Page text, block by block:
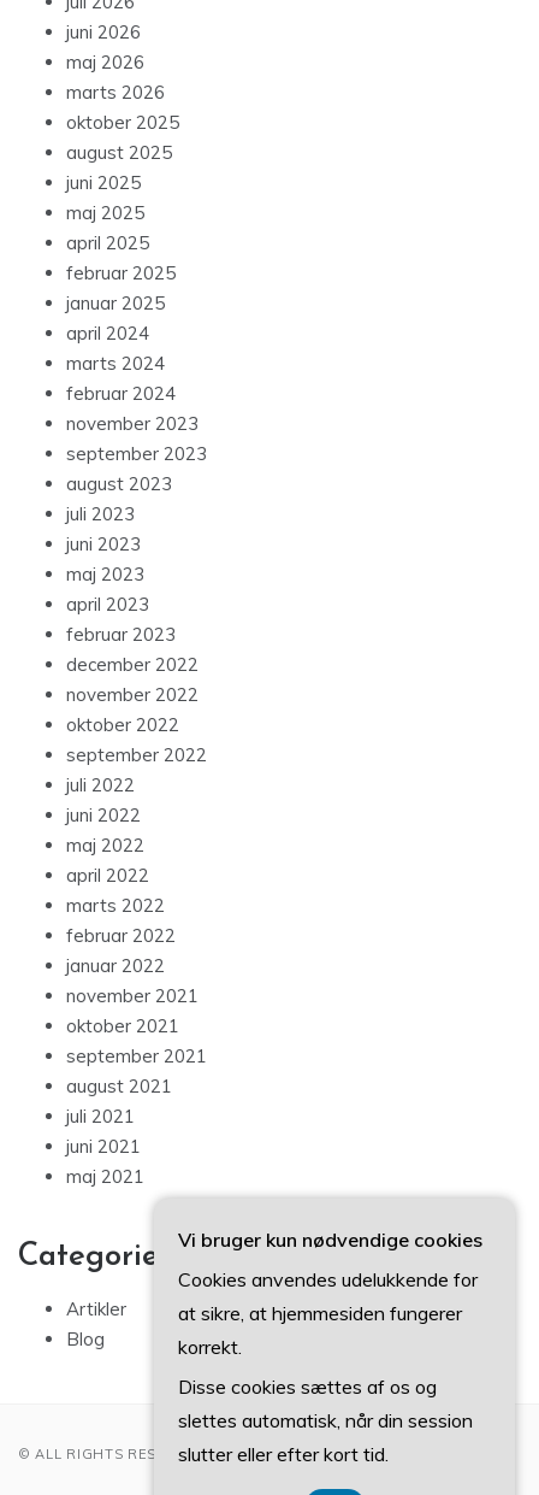
juni 2026
maj 2026
marts 2026
oktober 2025
august 2025
juni 2025
maj 2025
april 2025
februar 2025
januar 2025
april 2024
marts 2024
februar 2024
november 2023
september 2023
august 2023
juli 2023
juni 2023
maj 2023
april 2023
februar 2023
december 2022
november 2022
oktober 2022
september 2022
juli 2022
juni 2022
maj 2022
april 2022
marts 2022
februar 2022
januar 2022
november 2021
oktober 2021
september 2021
august 2021
juli 2021
juni 2021
maj 2021
Categories
Artikler
Blog
© ALL RIGHTS RESERVED 2022
Vi bruger kun nødvendige cookies
Cookies anvendes udelukkende for
at sikre, at hjemmesiden fungerer
korrekt.
Disse cookies sættes af os og
slettes automatisk, når din session
slutter eller efter kort tid.